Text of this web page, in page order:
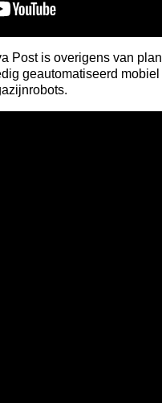
Post is overigens van
geautomatiseerd